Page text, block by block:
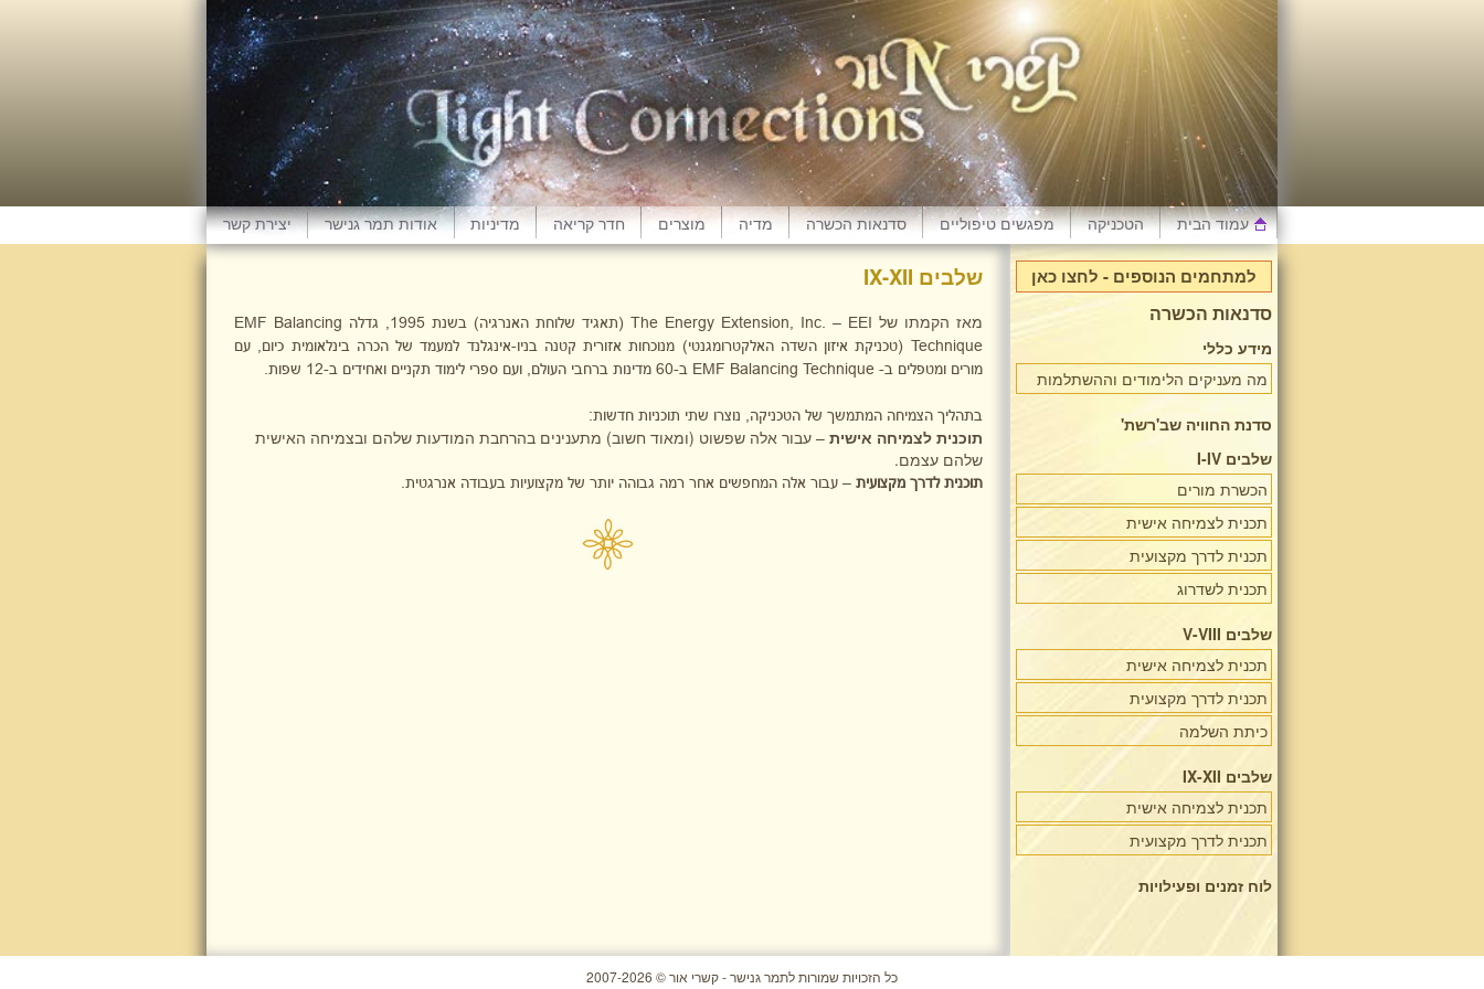
עמוד הבית הטכניקה מפגשים טיפוליים סדנאות הכשרה מדיה מוצרים חדר קריאה מדיניות אודות תמר גנישר יצירת קשר
שלבים IX-XII
מאז הקמתו של The Energy Extension, Inc. – EEI (תאגיד שלוחת האנרגיה) בשנת 1995, גדלה
EMF Balancing
Technique (טכניקת איזון השדה האלקטרומגנטי) מנוכחות אזורית קטנה בניו-אינגלנד למעמד של הכרה בינלאומית כיום, עם
מורים ומטפלים ב-EMF Balancing Technique ב-60 מדינות ברחבי העולם, ועם ספרי לימוד תקניים ואחידים ב-12 שפות.
בתהליך הצמיחה המתמשך של הטכניקה, נוצרו שתי תוכניות חדשות:
תוכנית לצמיחה אישית – עבור אלה שפשוט (ומאוד חשוב) מתענינים בהרחבת המודעות שלהם ובצמיחה האישית
שלהם עצמם.
תוכנית לדרך מקצועית – עבור אלה המחפשים אחר רמה גבוהה יותר של מקצועיות בעבודה אנרגטית.
למתחמים הנוספים - לחצו כאן
סדנאות הכשרה
מידע כללי
מה מעניקים הלימודים וההשתלמות
סדנת החוויה שב'רשת'
שלבים I-IV
הכשרת מורים
תכנית לצמיחה אישית
תכנית לדרך מקצועית
תכנית לשדרוג
שלבים V-VIII
תכנית לצמיחה אישית
תכנית לדרך מקצועית
כיתת השלמה
שלבים IX-XII
תכנית לצמיחה אישית
תכנית לדרך מקצועית
לוח זמנים ופעילויות
כל הזכויות שמורות לתמר גנישר - קשרי אור © 2007-2026